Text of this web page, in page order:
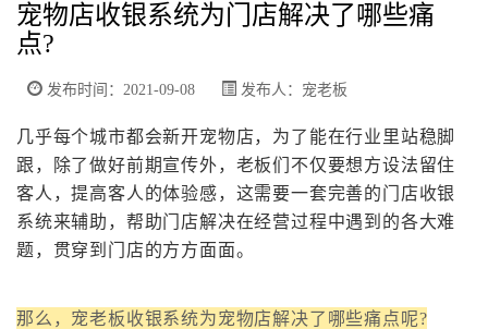
宠物店收银系统为门店解决了哪些痛
点?
发布时间：2021-09-08 发布人：宠老板
几乎每个城市都会新开宠物店，为了能在行业里站稳脚
跟，除了做好前期宣传外，老板们不仅要想方设法留住
客人，提高客人的体验感，这需要一套完善的门店收银
系统来辅助，帮助门店解决在经营过程中遇到的各大难
题，贯穿到门店的方方面面。
那么，宠老板收银系统为宠物店解决了哪些痛点呢?